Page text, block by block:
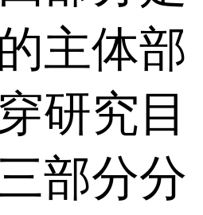
主体部
研究目
部分分